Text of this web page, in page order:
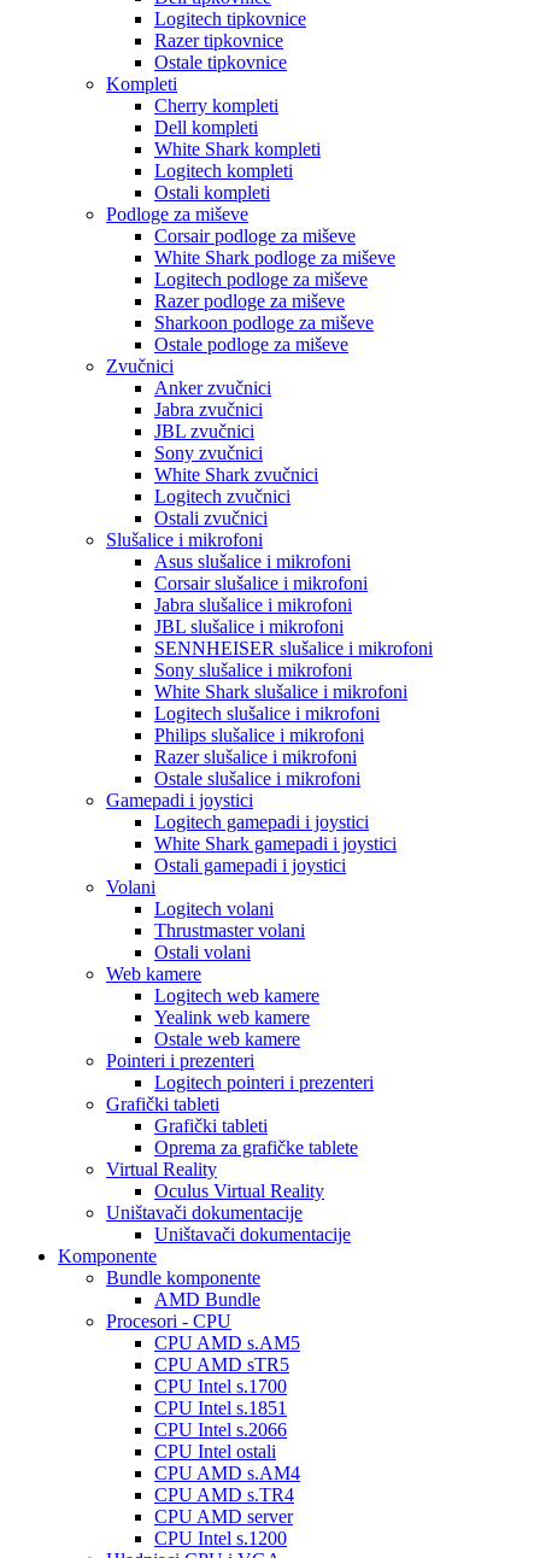
Logitech tipkovnice
Razer tipkovnice
Ostale tipkovnice
Kompleti
Cherry kompleti
Dell kompleti
White Shark kompleti
Logitech kompleti
Ostali kompleti
Podloge za miševe
Corsair podloge za miševe
White Shark podloge za miševe
Logitech podloge za miševe
Razer podloge za miševe
Sharkoon podloge za miševe
Ostale podloge za miševe
Zvučnici
Anker zvučnici
Jabra zvučnici
JBL zvučnici
Sony zvučnici
White Shark zvučnici
Logitech zvučnici
Ostali zvučnici
Slušalice i mikrofoni
Asus slušalice i mikrofoni
Corsair slušalice i mikrofoni
Jabra slušalice i mikrofoni
JBL slušalice i mikrofoni
SENNHEISER slušalice i mikrofoni
Sony slušalice i mikrofoni
White Shark slušalice i mikrofoni
Logitech slušalice i mikrofoni
Philips slušalice i mikrofoni
Razer slušalice i mikrofoni
Ostale slušalice i mikrofoni
Gamepadi i joystici
Logitech gamepadi i joystici
White Shark gamepadi i joystici
Ostali gamepadi i joystici
Volani
Logitech volani
Thrustmaster volani
Ostali volani
Web kamere
Logitech web kamere
Yealink web kamere
Ostale web kamere
Pointeri i prezenteri
Logitech pointeri i prezenteri
Grafički tableti
Grafički tableti
Oprema za grafičke tablete
Virtual Reality
Oculus Virtual Reality
Uništavači dokumentacije
Uništavači dokumentacije
Komponente
Bundle komponente
AMD Bundle
Procesori - CPU
CPU AMD s.AM5
CPU AMD sTR5
CPU Intel s.1700
CPU Intel s.1851
CPU Intel s.2066
CPU Intel ostali
CPU AMD s.AM4
CPU AMD s.TR4
CPU AMD server
CPU Intel s.1200